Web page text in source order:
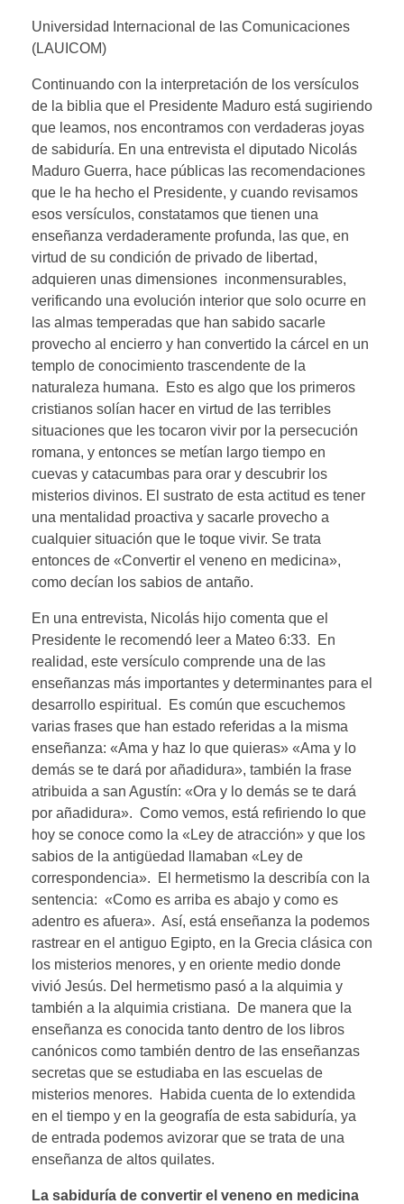
Universidad Internacional de las Comunicaciones
(LAUICOM)
Continuando con la interpretación de los versículos
de la biblia que el Presidente Maduro está sugiriendo
que leamos, nos encontramos con verdaderas joyas
de sabiduría. En una entrevista el diputado Nicolás
Maduro Guerra, hace públicas las recomendaciones
que le ha hecho el Presidente, y cuando revisamos
esos versículos, constatamos que tienen una
enseñanza verdaderamente profunda, las que, en
virtud de su condición de privado de libertad,
adquieren unas dimensiones inconmensurables,
verificando una evolución interior que solo ocurre en
las almas temperadas que han sabido sacarle
provecho al encierro y han convertido la cárcel en un
templo de conocimiento trascendente de la
naturaleza humana. Esto es algo que los primeros
cristianos solían hacer en virtud de las terribles
situaciones que les tocaron vivir por la persecución
romana, y entonces se metían largo tiempo en
cuevas y catacumbas para orar y descubrir los
misterios divinos. El sustrato de esta actitud es tener
una mentalidad proactiva y sacarle provecho a
cualquier situación que le toque vivir. Se trata
entonces de «Convertir el veneno en medicina»,
como decían los sabios de antaño.
En una entrevista, Nicolás hijo comenta que el
Presidente le recomendó leer a Mateo 6:33. En
realidad, este versículo comprende una de las
enseñanzas más importantes y determinantes para el
desarrollo espiritual. Es común que escuchemos
varias frases que han estado referidas a la misma
enseñanza: «Ama y haz lo que quieras» «Ama y lo
demás se te dará por añadidura», también la frase
atribuida a san Agustín: «Ora y lo demás se te dará
por añadidura». Como vemos, está refiriendo lo que
hoy se conoce como la «Ley de atracción» y que los
sabios de la antigüedad llamaban «Ley de
correspondencia». El hermetismo la describía con la
sentencia: «Como es arriba es abajo y como es
adentro es afuera». Así, está enseñanza la podemos
rastrear en el antiguo Egipto, en la Grecia clásica con
los misterios menores, y en oriente medio donde
vivió Jesús. Del hermetismo pasó a la alquimia y
también a la alquimia cristiana. De manera que la
enseñanza es conocida tanto dentro de los libros
canónicos como también dentro de las enseñanzas
secretas que se estudiaba en las escuelas de
misterios menores. Habida cuenta de lo extendida
en el tiempo y en la geografía de esta sabiduría, ya
de entrada podemos avizorar que se trata de una
enseñanza de altos quilates.
La sabiduría de convertir el veneno en medicina